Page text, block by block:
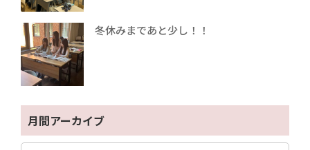
冬休みまであと少し！！
月間アーカイブ